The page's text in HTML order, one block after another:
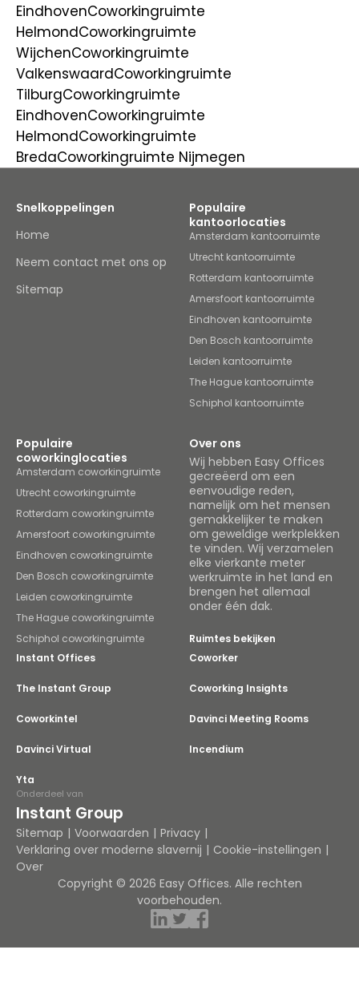
EindhovenCoworkingruimte
HelmondCoworkingruimte
WijchenCoworkingruimte
ValkenswaardCoworkingruimte
TilburgCoworkingruimte
EindhovenCoworkingruimte
HelmondCoworkingruimte
BredaCoworkingruimte Nijmegen
Snelkoppelingen
Home
Neem contact met ons op
Sitemap
Populaire
kantoorlocaties
Amsterdam kantoorruimte
Utrecht kantoorruimte
Rotterdam kantoorruimte
Amersfoort kantoorruimte
Eindhoven kantoorruimte
Den Bosch kantoorruimte
Leiden kantoorruimte
The Hague kantoorruimte
Schiphol kantoorruimte
Populaire
coworkinglocaties
Amsterdam coworkingruimte
Utrecht coworkingruimte
Rotterdam coworkingruimte
Amersfoort coworkingruimte
Eindhoven coworkingruimte
Den Bosch coworkingruimte
Leiden coworkingruimte
The Hague coworkingruimte
Schiphol coworkingruimte
Over ons
Wij hebben Easy Offices
gecreëerd om een
eenvoudige reden,
namelijk om het mensen
gemakkelijker te maken
om geweldige werkplekken
te vinden. Wij verzamelen
elke vierkante meter
werkruimte in het land en
brengen het allemaal
onder één dak.
Ruimtes bekijken
Instant Offices
Coworker
The Instant Group Coworking Insights
Coworkintel Davinci Meeting Rooms
Davinci Virtual Incendium
Yta
Onderdeel van
Instant Group
Sitemap Voorwaarden
Privacy
Verklaring over moderne slavernij
Cookie-instellingen
Over
Copyright © 2026 Easy Offices. Alle rechten
voorbehouden.